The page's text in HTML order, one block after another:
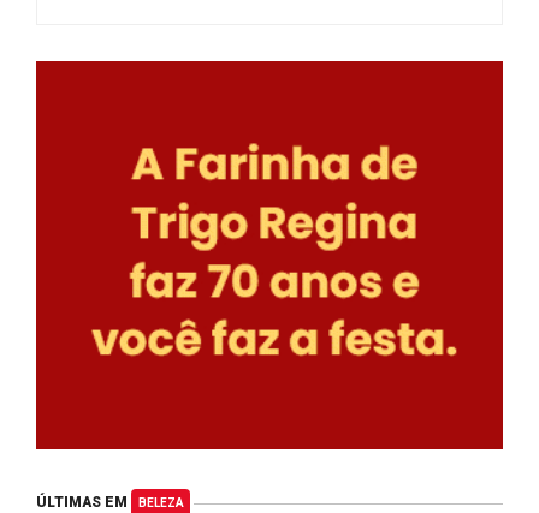
ÚLTIMAS EM BELEZA